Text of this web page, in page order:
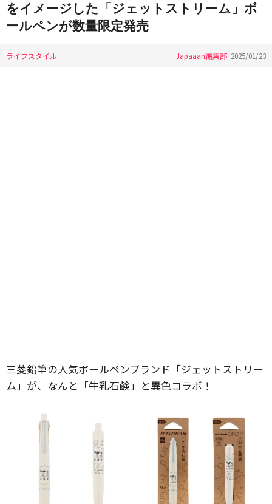
をイメージした「ジェットストリーム」ボ
ールペンが数量限定発売
ライフスタイル Japaaan編集部 2025/01/23
三菱鉛筆の人気ボールペンブランド「ジェットストリー
ム」が、なんと「牛乳石鹸」と異色コラボ！